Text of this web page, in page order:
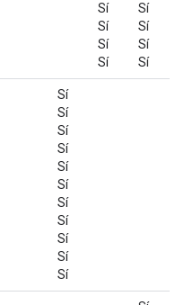
Sí
Sí
Sí
Sí
Sí
Sí
Sí
Sí
Sí
Sí
Sí
Sí
Sí
Sí
Sí
Sí
Sí
Sí
Sí